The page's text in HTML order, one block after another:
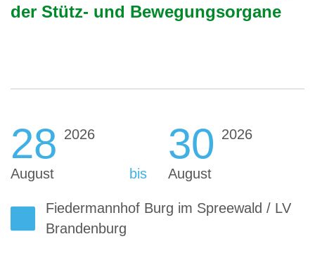
der Stütz- und Bewegungsorgane
28 2026
August bis
30 2026
August
Fiedermannhof Burg im Spreewald / LV
Brandenburg